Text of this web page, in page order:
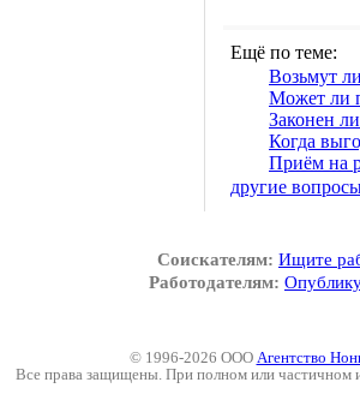
Ещё по теме:
Возьмут
Может ли
Законен
Когда
Приём на
другие
Соискателям: Ищите
Работодателям:
© 1996-2026 ООО Агентство
Все права защищены. При полном или частичном